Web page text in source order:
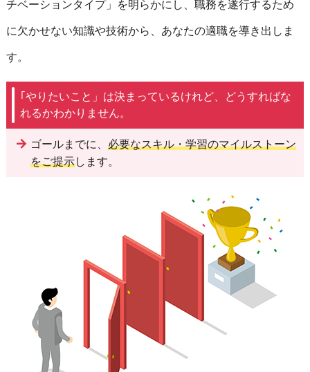
チベーションタイプ」を明らかにし、職務を遂行するため
に欠かせない知識や技術から、あなたの適職を導き出しま
す。
｢やりたいこと」は決まっているけれど、どうすればな
れるかわかりません。
ゴールまでに、 必要なスキル・学習のマイルストーン
をご提示します。